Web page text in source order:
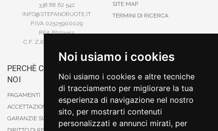
Noi usiamo i cookies
Noi usiamo i cookies e altre tecniche
di tracciamento per migliorare la tua
esperienza di navigazione nel nostro
sito, per mostrarti contenuti
personalizzati e annunci mirati, per
338 88 62 542
INFO@STEFANORUOTE.IT
P.IVA 02525900029
REA BI193453
C.F. ZJOSFN73H14A859X
SITE MAP
TERMINI DI RICERCA
PERCHÈ COMPRARE DA
NOI
PAGAMENTI
ACCETTAZIONE DEGLI ORDINI
GARANZIE SUI PRODOTTI
CARTA DI CREDITO
PAYPAL
CONTRASSEGNO
POSTEPAY